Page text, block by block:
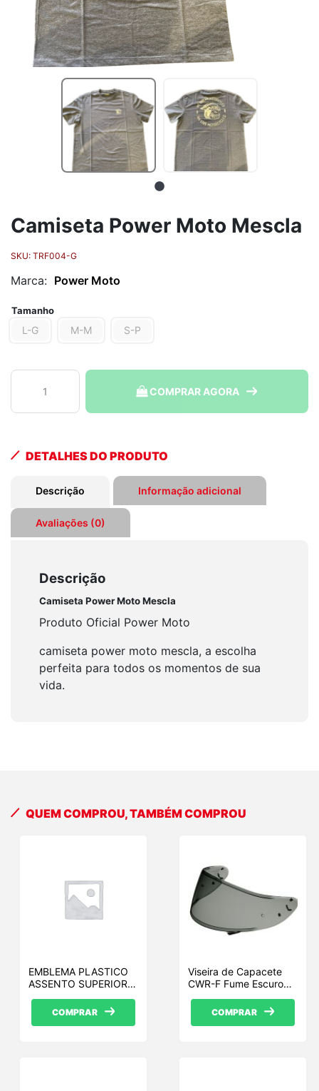
Camiseta Power Moto Mescla
SKU: TRF004-G
Marca: Power Moto
Tamanho
L-G M-M S-P
Camiseta
Power
Moto
COMPRAR AGORA
DETALHES DO PRODUTO
Descrição Informação adicional
Avaliações (0)
Descrição
Camiseta Power Moto Mescla
Produto Oficial Power Moto
camiseta power moto mescla, a escolha
perfeita para todos os momentos de sua
vida.
QUEM COMPROU, TAMBÉM COMPROU
EMBLEMA PLASTICO
ASSENTO SUPERIOR
COMPRAR
Viseira de Capacete
CWR-F Fume Escuro
COMPRAR